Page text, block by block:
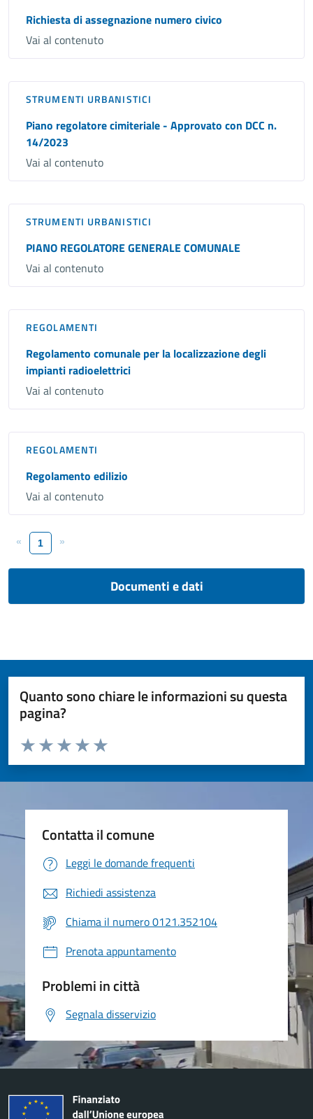
Richiesta di assegnazione numero civico
Vai al contenuto
STRUMENTI URBANISTICI
Piano regolatore cimiteriale - Approvato con DCC n.
14/2023
Vai al contenuto
STRUMENTI URBANISTICI
PIANO REGOLATORE GENERALE COMUNALE
Vai al contenuto
REGOLAMENTI
Regolamento comunale per la localizzazione degli
impianti radioelettrici
Vai al contenuto
REGOLAMENTI
Regolamento edilizio
Vai al contenuto
« 1 »
Documenti e dati
Quanto sono chiare le informazioni su questa
pagina?
Valuta da 1 a 5 stelle la pagina
Valuta 5 stelle su 5
Valuta 4 stelle su 5
Valuta 3 stelle su 5
Valuta 2 stelle su 5
Valuta 1 stelle su 5
Contatta il comune
Leggi le domande frequenti
Richiedi assistenza
Chiama il numero 0121.352104
Prenota appuntamento
Problemi in città
Segnala disservizio